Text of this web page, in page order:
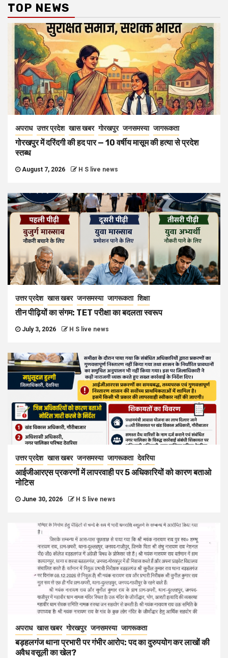
TOP NEWS
अपराध उत्तर प्रदेश खास खबर गोरखपुर जनसमस्या जागरूकता
गोरखपुर में दरिंदगी की हद पार — 10 वर्षीय मासूम की हत्या से प्रदेश
स्तब्ध
August 7, 2026 H S live news
उत्तर प्रदेश खास खबर जनसमस्या जागरूकता शिक्षा
तीन पीढ़ियों का संगम: TET परीक्षा का बदलता स्वरूप
July 3, 2026 H S live news
उत्तर प्रदेश खास खबर जनसमस्या जागरूकता देवरिया
आईजीआरएस प्रकरणों में लापरवाही पर 5 अधिकारियों को कारण बताओ
नोटिस
June 30, 2026 H S live news
अपराध खास खबर गोरखपुर जनसमस्या जागरूकता
बड़हलगंज थाना प्रभारी पर गंभीर आरोप: पद का दुरुपयोग कर लाखों की
अवैध वसूली का खेल?